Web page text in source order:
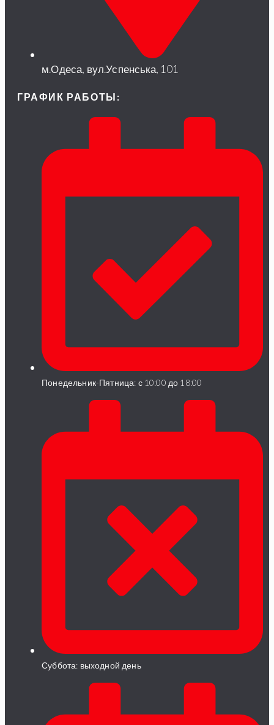
м.Одеса, вул.Успенська, 101
ГРАФИК РАБОТЫ:
Понедельник-Пятница: с 10:00 до 18:00
Суббота: выходной день